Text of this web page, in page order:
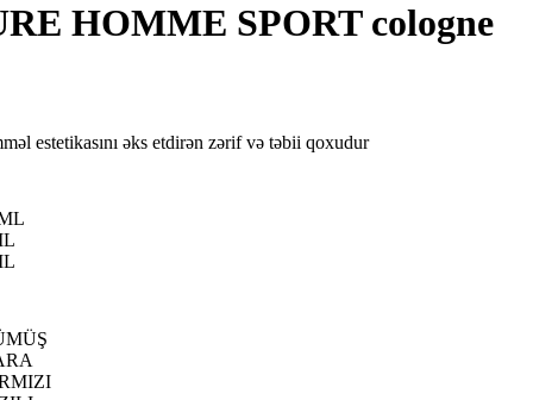
HOMME SPORT cologne
₼
₼
estetikasını əks etdirən zərif və təbii qoxudur